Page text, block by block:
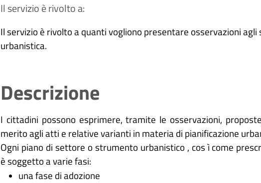
Il servizio è rivolto a:
Il servizio è rivolto a quanti vogliono presentare osservazioni
urbanistica.
Descrizione
I cittadini possono esprimere, tramite le osservazioni,
merito agli atti e relative varianti in materia di pianificazione
Ogni piano di settore o strumento urbanistico , cos ì come
è soggetto a varie fasi:
una fase di adozione